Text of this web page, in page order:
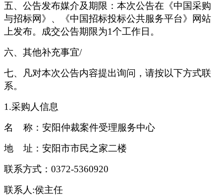
五、公告发布媒介及期限 ： 本次公告在《中国采购
与招标网》、《中国招标投标公共服务平台》网站
上发布。 成交公告期限为1个工作日。
六、 其他补充事宜/
七、凡对本次公告内容提出询问，请按以下方式联
系。
1.采购人信息
名
称： 安阳仲裁案件受理服务中心
地
址： 安阳市市民之家二楼
联系方式： 0372-5360920
联系人 :侯主任